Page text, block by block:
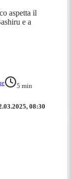
aspetta il
e a
5 min
08:30